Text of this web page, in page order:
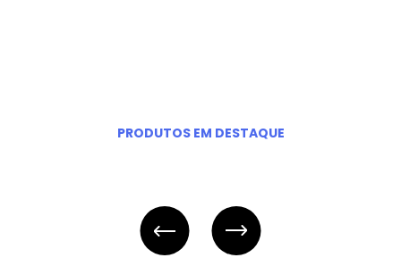
PRODUTOS EM DESTAQUE